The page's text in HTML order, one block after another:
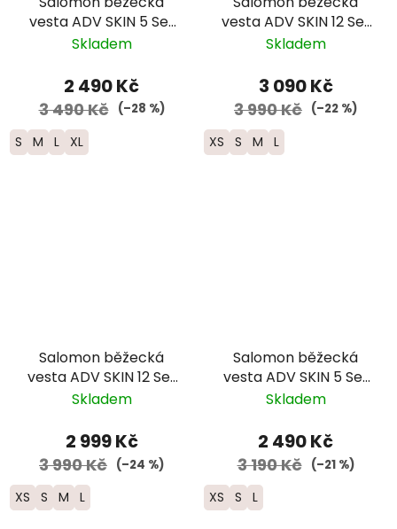
vesta ADV SKIN 5 Set
-červená 2025
Skladem
2 490 Kč
3 490 Kč (–28 %)
S M L XL
vesta ADV SKIN 12 Set
- červená 2025
Skladem
3 090 Kč
3 990 Kč (–22 %)
XS S M L
Salomon běžecká
vesta ADV SKIN 12 Set
- modrá 2025
Skladem
2 999 Kč
3 990 Kč (–24 %)
XS S M L
Salomon běžecká
vesta ADV SKIN 5 Set
- červená
Skladem
2 490 Kč
3 190 Kč (–21 %)
XS S L